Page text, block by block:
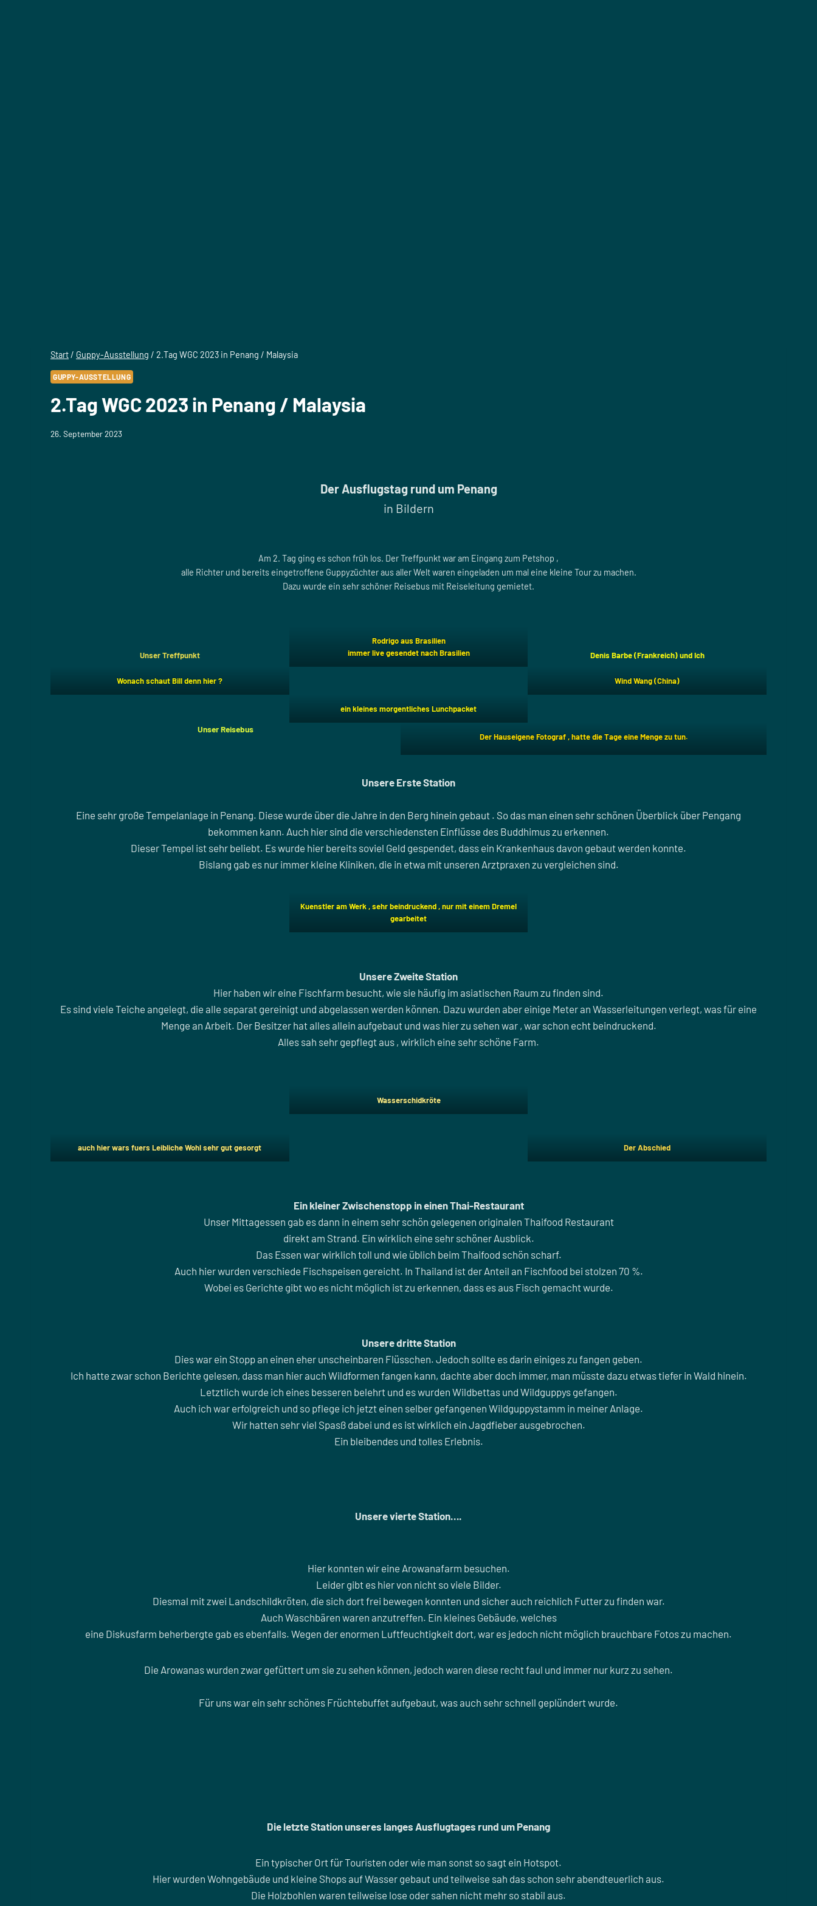
Start/ Guppy-Ausstellung / 2.Tag WGC 2023 in Penang / Malaysia
GUPPY-AUSSTELLUNG
2.Tag WGC 2023 in Penang / Malaysia
26. September 2023
Der Ausflugstag rund um Penang
in Bildern
Am 2. Tag ging es schon früh los. Der Treffpunkt war am Eingang zum Petshop ,
alle Richter und bereits eingetroffene Guppyzüchter aus aller Welt waren eingeladen um mal eine kleine Tour zu machen.
Dazu wurde ein sehr schöner Reisebus mit Reiseleitung gemietet.
Unser Treffpunkt
Rodrigo aus Brasilien
immer live gesendet nach Brasilien
Denis Barbe (Frankreich) und Ich
Wonach schaut Bill denn hier ? Wind Wang (China)
ein kleines morgentliches Lunchpacket
Unser Reisebus
Der Hauseigene Fotograf , hatte die Tage eine Menge zu tun.
Unsere Erste Station
Eine sehr große Tempelanlage in Penang. Diese wurde über die Jahre in den Berg hinein gebaut . So das man einen sehr schönen Überblick über Pengang
bekommen kann. Auch hier sind die verschiedensten Einflüsse des Buddhimus zu erkennen.
Dieser Tempel ist sehr beliebt. Es wurde hier bereits soviel Geld gespendet, dass ein Krankenhaus davon gebaut werden konnte.
Bislang gab es nur immer kleine Kliniken, die in etwa mit unseren Arztpraxen zu vergleichen sind.
Kuenstler am Werk , sehr beindruckend , nur mit einem Dremel
gearbeitet
Unsere Zweite Station
Hier haben wir eine Fischfarm besucht, wie sie häufig im asiatischen Raum zu finden sind.
Es sind viele Teiche angelegt, die alle separat gereinigt und abgelassen werden können. Dazu wurden aber einige Meter an Wasserleitungen verlegt, was für eine
Menge an Arbeit. Der Besitzer hat alles allein aufgebaut und was hier zu sehen war , war schon echt beindruckend.
Alles sah sehr gepflegt aus , wirklich eine sehr schöne Farm.
Wasserschidkröte
auch hier wars fuers Leibliche Wohl sehr gut gesorgt Der Abschied
Ein kleiner Zwischenstopp in einen Thai-Restaurant
Unser Mittagessen gab es dann in einem sehr schön gelegenen originalen Thaifood Restaurant
direkt am Strand. Ein wirklich eine sehr schöner Ausblick.
Das Essen war wirklich toll und wie üblich beim Thaifood schön scharf.
Auch hier wurden verschiede Fischspeisen gereicht. In Thailand ist der Anteil an Fischfood bei stolzen 70 %.
Wobei es Gerichte gibt wo es nicht möglich ist zu erkennen, dass es aus Fisch gemacht wurde.
Unsere dritte Station
Dies war ein Stopp an einen eher unscheinbaren Flüsschen. Jedoch sollte es darin einiges zu fangen geben.
Ich hatte zwar schon Berichte gelesen, dass man hier auch Wildformen fangen kann, dachte aber doch immer, man müsste dazu etwas tiefer in Wald hinein.
Letztlich wurde ich eines besseren belehrt und es wurden Wildbettas und Wildguppys gefangen.
Auch ich war erfolgreich und so pflege ich jetzt einen selber gefangenen Wildguppystamm in meiner Anlage.
Wir hatten sehr viel Spasß dabei und es ist wirklich ein Jagdfieber ausgebrochen.
Ein bleibendes und tolles Erlebnis.
Unsere vierte Station….
Hier konnten wir eine Arowanafarm besuchen.
Leider gibt es hier von nicht so viele Bilder.
Diesmal mit zwei Landschildkröten, die sich dort frei bewegen konnten und sicher auch reichlich Futter zu finden war.
Auch Waschbären waren anzutreffen. Ein kleines Gebäude, welches
eine Diskusfarm beherbergte gab es ebenfalls. Wegen der enormen Luftfeuchtigkeit dort, war es jedoch nicht möglich brauchbare Fotos zu machen.
Die Arowanas wurden zwar gefüttert um sie zu sehen können, jedoch waren diese recht faul und immer nur kurz zu sehen.
Für uns war ein sehr schönes Früchtebuffet aufgebaut, was auch sehr schnell geplündert wurde.
Die letzte Station unseres langes Ausflugtages rund um Penang
Ein typischer Ort für Touristen oder wie man sonst so sagt ein Hotspot.
Hier wurden Wohngebäude und kleine Shops auf Wasser gebaut und teilweise sah das schon sehr abendteuerlich aus.
Die Holzbohlen waren teilweise lose oder sahen nicht mehr so stabil aus.